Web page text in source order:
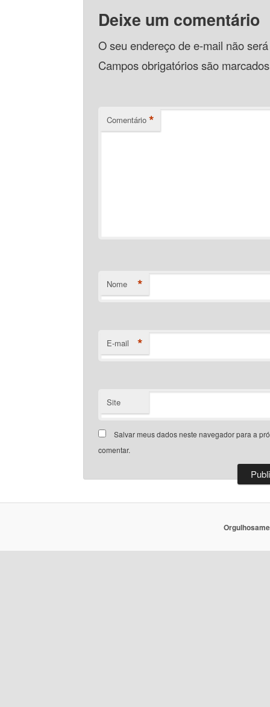
Deixe um comentário
O seu endereço de e-mail não
Campos obrigatórios são
Comentário *
Nome *
E-mail *
Site
Salvar meus dados neste navegador para a
comentar.